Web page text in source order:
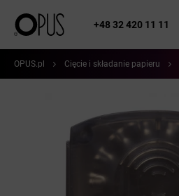
+48 32 420 11 11
OPUS.pl Cięcie i składanie papieru